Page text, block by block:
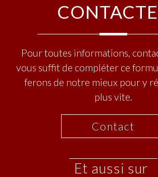
Pour toutes informations,
vous suffit de compléter ce
ferons de notre mieux pour y
plus vite.
Contact
et aussi sur